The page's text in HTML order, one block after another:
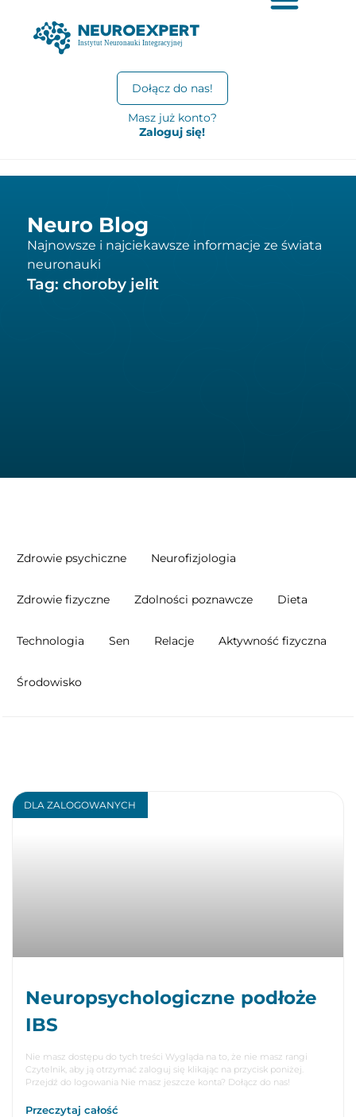
Dołącz do nas!
Masz już konto?
Zaloguj się!
Neuro Blog
Najnowsze i najciekawsze informacje ze świata
neuronauki
Tag: choroby jelit
Zdrowie psychiczne Neurofizjologia
Zdrowie fizyczne Zdolności poznawcze Dieta
Technologia Sen Relacje Aktywność fizyczna
Środowisko
DLA ZALOGOWANYCH
Neuropsychologiczne podłoże
IBS
Nie masz dostępu do tych treści Wygląda na to, że nie masz rangi
Czytelnik, aby ją otrzymać zaloguj się klikając na przycisk poniżej.
Przejdź do logowania Nie masz jeszcze konta? Dołącz do nas!
Przeczytaj całość